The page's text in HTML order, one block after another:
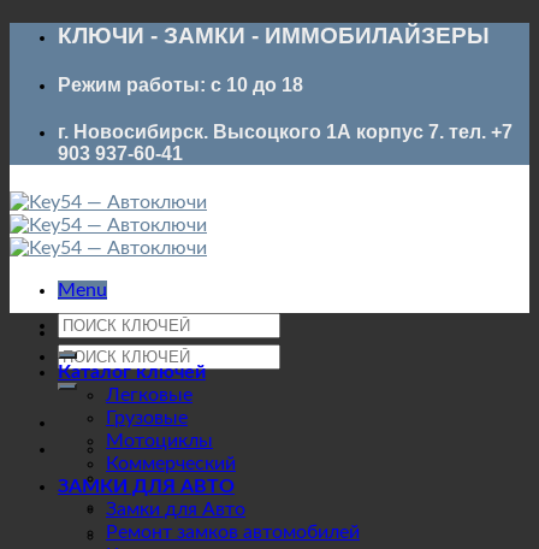
Skip
content
КЛЮЧИ - ЗАМКИ - ИММОБИЛАЙЗЕРЫ
Режим работы: с 10 до 18
г. Новосибирск. Высоцкого 1А корпус 7. тел. +7
903 937-60-41
Menu
Искать:
Искать:
Каталог ключей
Легковые
Грузовые
Мотоциклы
Коммерческий
ЗАМКИ ДЛЯ АВТО
Замки для Авто
Ремонт замков автомобилей